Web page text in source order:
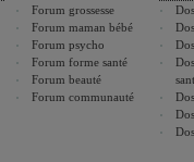
Forum grossesse
Forum maman bébé
Forum psycho
Forum forme santé
Forum beauté
Forum communauté